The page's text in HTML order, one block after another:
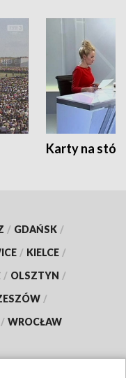
Karty na
/ GDAŃSK /
/ KIELCE /
/ OLSZTYN /
/
/ WROCŁAW